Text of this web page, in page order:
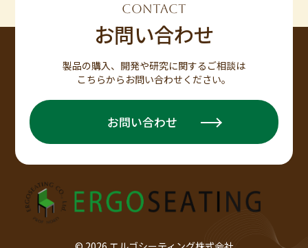
CONTACT
お問い合わせ
製品の購入、開発や研究に関するご相談は
こちらからお問い合わせください。
お問い合わせ